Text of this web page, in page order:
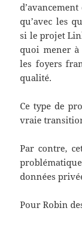
qu’avec les
si le projet
quoi mener
les foyers
qualité.
Ce type de
vraie
Par contre,
données
Pour Robin